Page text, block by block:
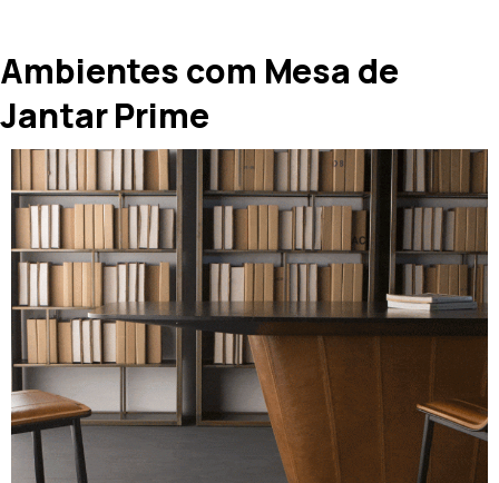
Ambientes com Mesa de
Jantar Prime